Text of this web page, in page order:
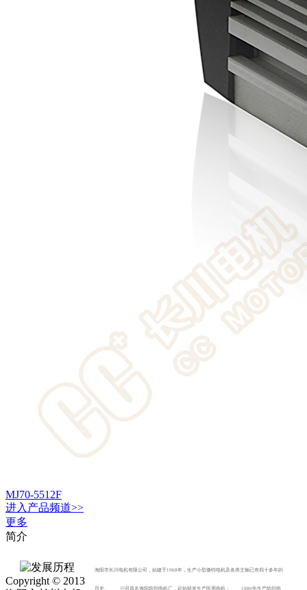
MJ70-5512F
进入 产品频道>>
更多
简介
海阳市长川电机有限公司，始建于1968年，生产小型微特电机及各类主轴已有四十多年的
历史。 公司原名海阳纺织电机厂，起始研发生产民用电机； 1980年生产纺织电
Copyright © 2013